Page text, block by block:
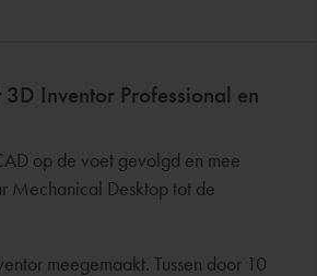
Inventor Professional en
op de voet gevolgd en mee
Mechanical Desktop tot de
meegemaakt. Tussen door 10